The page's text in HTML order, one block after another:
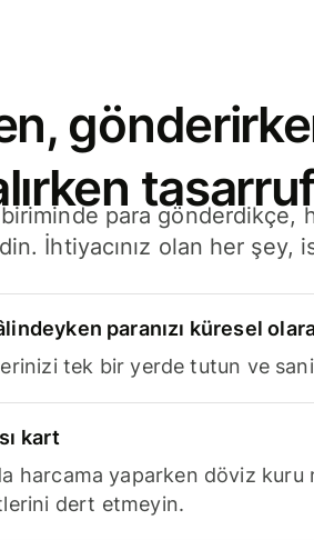
para gönderdikçe,
İhtiyacınız olan her
paranızı küresel
tek bir yerde tutun ve
kart
harcama yaparken döviz kuru
dert etmeyin.